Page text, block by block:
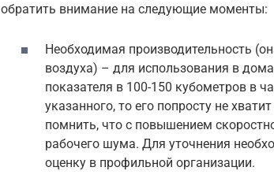
обратить внимание на следующие моменты:
Необходимая производительность
воздуха) – для использования в
показателя в 100-150 кубометров в
указанного, то его попросту не
помнить, что с повышением
рабочего шума. Для уточнения
оценку в профильной организации.